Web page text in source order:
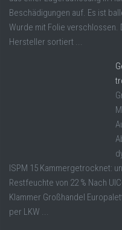
Beschädigungen auf. Es ist
Wurde mit Folie verschlossen.
Hersteller sortiert ...
ISPM 15 Kammergetrocknet:
Restfeuchte von 22 % Nach
Klammer Großhandel
per LKW ...